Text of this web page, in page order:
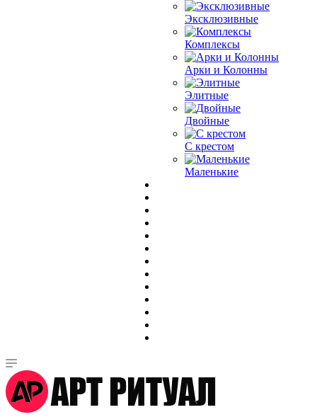
Эксклюзивные
Комплексы
Арки и Колонны
Элитные
Двойные
С крестом
Маленькие